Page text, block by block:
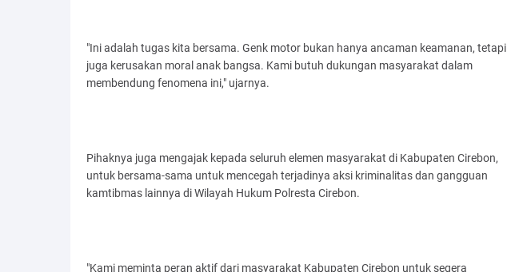
"Ini adalah tugas kita bersama. Genk motor bukan hanya ancaman keamanan, tetapi
juga kerusakan moral anak bangsa. Kami butuh dukungan masyarakat dalam
membendung fenomena ini," ujarnya.
Pihaknya juga mengajak kepada seluruh elemen masyarakat di Kabupaten Cirebon,
untuk bersama-sama untuk mencegah terjadinya aksi kriminalitas dan gangguan
kamtibmas lainnya di Wilayah Hukum Polresta Cirebon.
"Kami meminta peran aktif dari masyarakat Kabupaten Cirebon untuk segera